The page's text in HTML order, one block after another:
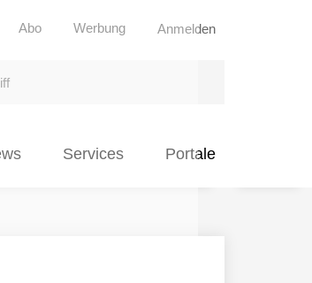
Abo Werbung Anmelden
Services Portale